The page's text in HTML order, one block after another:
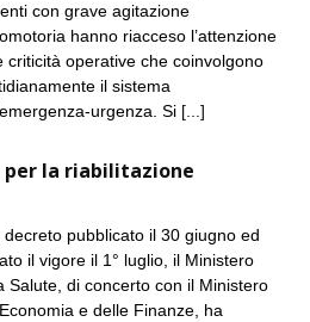
con grave agitazione
hanno riacceso l’attenzione
criticità operative che coinvolgono
il sistema
urgenza. Si [...]
la riabilitazione
decreto pubblicato il 30 giugno ed
il vigore il 1° luglio, il Ministero
Salute, di concerto con il Ministero
e delle Finanze, ha